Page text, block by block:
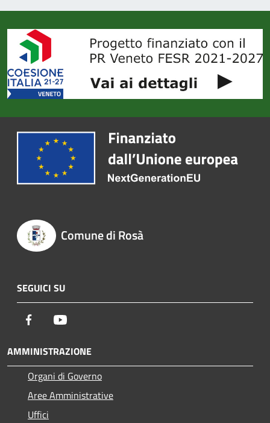
Comune di Rosà
SEGUICI SU
Facebook
AMMINISTRAZIONE
Organi di Governo
Aree Amministrative
Uffici